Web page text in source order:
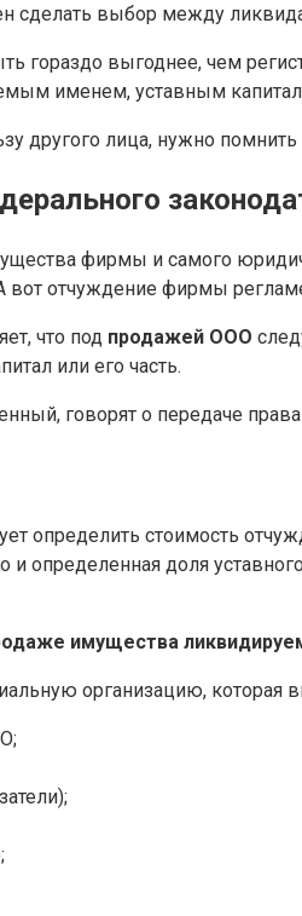
сделать выбор между
гораздо выгоднее, чем
именем, уставным
другого лица, нужно
фирмы и самого
отчуждение фирмы
что под продажей ООО
или его часть.
говорят о передаче права
определить стоимость
и определенная доля
имущества
организацию, которая